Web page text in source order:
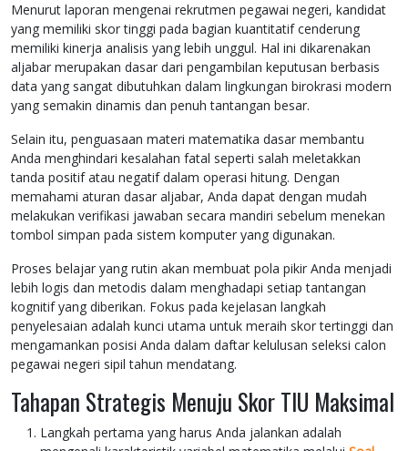
Menurut laporan mengenai rekrutmen pegawai negeri, kandidat
yang memiliki skor tinggi pada bagian kuantitatif cenderung
memiliki kinerja analisis yang lebih unggul. Hal ini dikarenakan
aljabar merupakan dasar dari pengambilan keputusan berbasis
data yang sangat dibutuhkan dalam lingkungan birokrasi modern
yang semakin dinamis dan penuh tantangan besar.
Selain itu, penguasaan materi matematika dasar membantu
Anda menghindari kesalahan fatal seperti salah meletakkan
tanda positif atau negatif dalam operasi hitung. Dengan
memahami aturan dasar aljabar, Anda dapat dengan mudah
melakukan verifikasi jawaban secara mandiri sebelum menekan
tombol simpan pada sistem komputer yang digunakan.
Proses belajar yang rutin akan membuat pola pikir Anda menjadi
lebih logis dan metodis dalam menghadapi setiap tantangan
kognitif yang diberikan. Fokus pada kejelasan langkah
penyelesaian adalah kunci utama untuk meraih skor tertinggi dan
mengamankan posisi Anda dalam daftar kelulusan seleksi calon
pegawai negeri sipil tahun mendatang.
Tahapan Strategis Menuju Skor TIU Maksimal
Langkah pertama yang harus Anda jalankan adalah